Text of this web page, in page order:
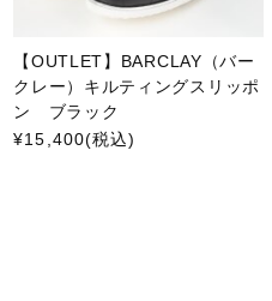
【OUTLET】BARCLAY（バー
クレー）キルティングスリッポ
ン ブラック
¥15,400(税込)